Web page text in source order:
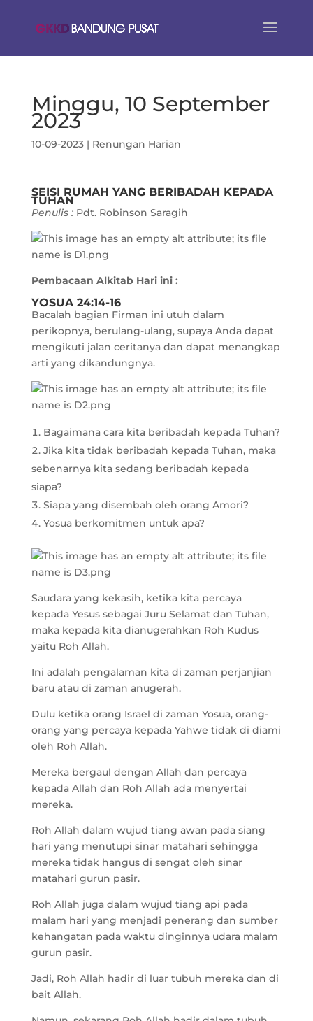
Minggu, 10 September
2023
10-09-2023| Renungan Harian
SEISI RUMAH YANG BERIBADAH KEPADA
TUHAN
Penulis : Pdt. Robinson Saragih
Pembacaan Alkitab Hari ini :
YOSUA 24:14-16
Bacalah bagian Firman ini utuh dalam
perikopnya, berulang-ulang, supaya Anda dapat
mengikuti jalan ceritanya dan dapat menangkap
arti yang dikandungnya.
Bagaimana cara kita beribadah kepada Tuhan?
Jika kita tidak beribadah kepada Tuhan, maka
sebenarnya kita sedang beribadah kepada
siapa?
Siapa yang disembah oleh orang Amori?
Yosua berkomitmen untuk apa?
Saudara yang kekasih, ketika kita percaya
kepada Yesus sebagai Juru Selamat dan Tuhan,
maka kepada kita dianugerahkan Roh Kudus
yaitu Roh Allah.
Ini adalah pengalaman kita di zaman perjanjian
baru atau di zaman anugerah.
Dulu ketika orang Israel di zaman Yosua, orang-
orang yang percaya kepada Yahwe tidak di diami
oleh Roh Allah.
Mereka bergaul dengan Allah dan percaya
kepada Allah dan Roh Allah ada menyertai
mereka.
Roh Allah dalam wujud tiang awan pada siang
hari yang menutupi sinar matahari sehingga
mereka tidak hangus di sengat oleh sinar
matahari gurun pasir.
Roh Allah juga dalam wujud tiang api pada
malam hari yang menjadi penerang dan sumber
kehangatan pada waktu dinginnya udara malam
gurun pasir.
Jadi, Roh Allah hadir di luar tubuh mereka dan di
bait Allah.